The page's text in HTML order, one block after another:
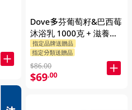
Dove多芬葡萄籽&巴西莓
沐浴乳 1000克 + 滋養柔
嫰沐浴乳 1000克 + 隨機
贈品 200克
指定品牌送贈品
指定分類送贈品
$86.00
$69.00